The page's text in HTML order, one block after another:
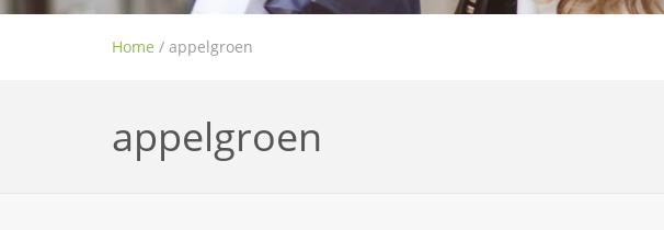
Home / appelgroen
appelgroen